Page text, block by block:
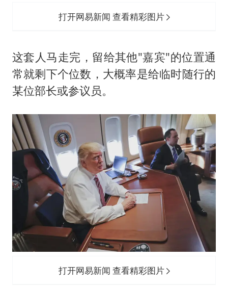
打开网易新闻 查看精彩图片
这套人马走完，留给其他"嘉宾"的位置通
常就剩下个位数，大概率是给临时随行的
某位部长或参议员。
打开网易新闻 查看精彩图片